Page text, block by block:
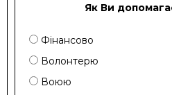
Як Ви
Фінансово
Волонтерю
Воюю